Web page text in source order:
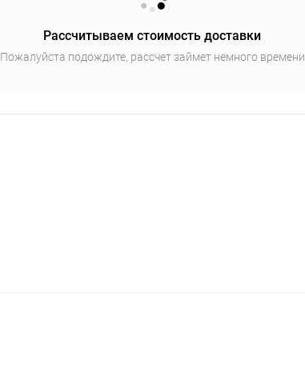
Рассчитываем стоимость доставки
Пожалуйста подождите, рассчет займет немного времени